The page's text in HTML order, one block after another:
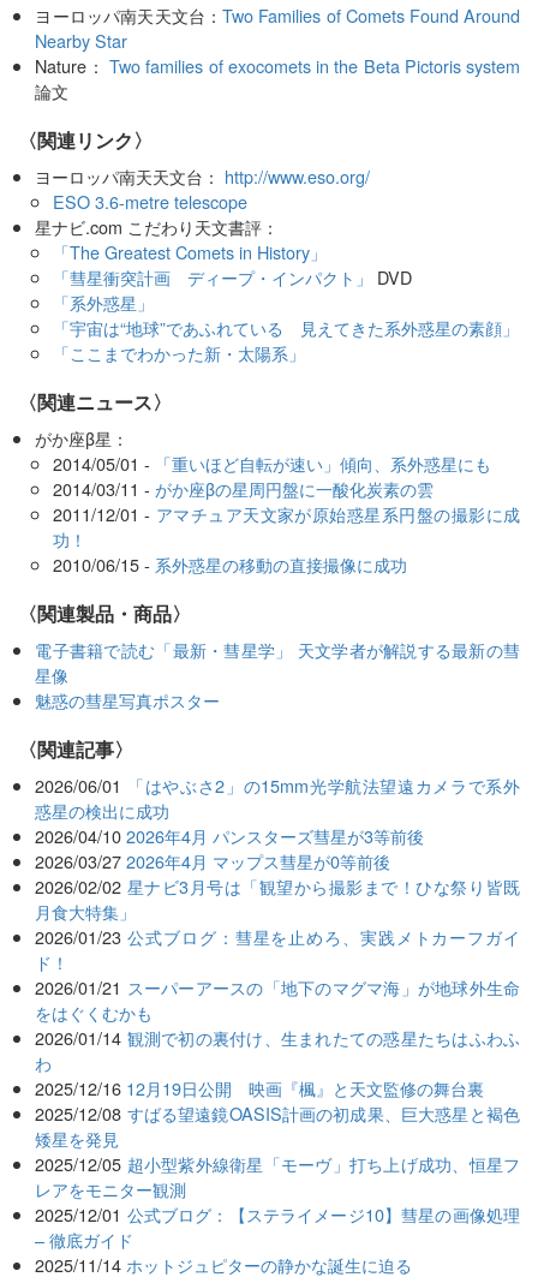
ヨーロッパ南天天文台：Two Families of Comets Found Around
Nearby Star
Nature：Two families of exocomets in the Beta Pictoris system
論文
〈関連リンク〉
ヨーロッパ南天天文台： http://www.eso.org/
ESO 3.6-metre telescope
星ナビ.com こだわり天文書評：
「The Greatest Comets in History」
「彗星衝突計画 ディープ・インパクト」
DVD
「系外惑星」
「宇宙は“地球”であふれている 見えてきた系外惑星の素顔」
「ここまでわかった新・太陽系」
〈関連ニュース〉
がか座β星：
2014/05/01 -
「重いほど自転が速い」傾向、系外惑星にも
2014/03/11 - がか座βの星周円盤に一酸化炭素の雲
2011/12/01 - アマチュア天文家が原始惑星系円盤の撮影に成
功！
2010/06/15 - 系外惑星の移動の直接撮像に成功
〈関連製品・商品〉
電子書籍で読む「最新・彗星学」 天文学者が解説する最新の彗
星像
魅惑の彗星写真ポスター
関連記事
2026/06/01
「はやぶさ2」の15mm光学航法望遠カメラで系外
惑星の検出に成功
2026/04/10 2026年4月 パンスターズ彗星が3等前後
2026/03/27 2026年4月 マップス彗星が0等前後
2026/02/02 星ナビ3月号は「観望から撮影まで！ひな祭り皆既
月食大特集」
2026/01/23 公式ブログ：彗星を止めろ、実践メトカーフガイ
ド！
2026/01/21 スーパーアースの「地下のマグマ海」が地球外生命
をはぐくむかも
2026/01/14 観測で初の裏付け、生まれたての惑星たちはふわふ
わ
2025/12/16 12月19日公開 映画『楓』と天文監修の舞台裏
2025/12/08 すばる望遠鏡OASIS計画の初成果、巨大惑星と褐色
矮星を発見
2025/12/05 超小型紫外線衛星「モーヴ」打ち上げ成功、恒星フ
レアをモニター観測
2025/12/01 公式ブログ：【ステライメージ10】彗星の画像処理
– 徹底ガイド
2025/11/14 ホットジュピターの静かな誕生に迫る